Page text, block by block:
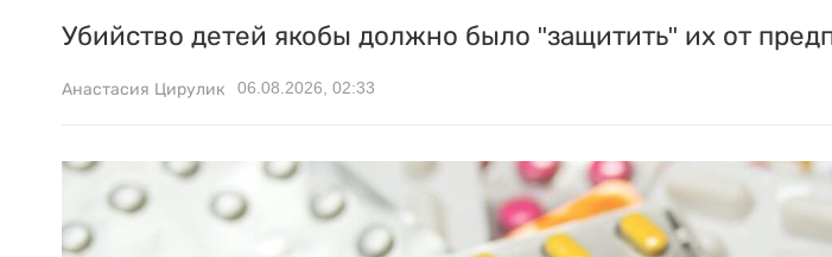
Убийство детей якобы должно было "защитить" их от
Анастасия Цирулик 06.08.2026, 02:33